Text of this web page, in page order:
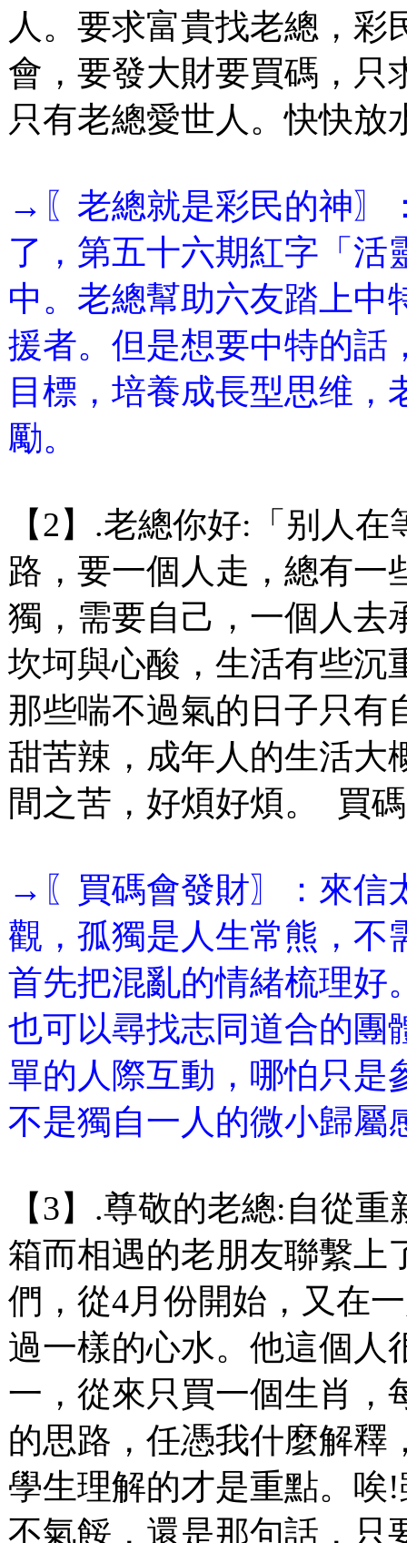
人。要求富貴找老總，
會，要發大財要買碼，只
只有老總愛世人。快快
→〖老總就是彩民的神〗
了，第五十六期紅字「活
中。老總幫助六友踏上中
援者。但是想要中特的話
目標，培養成長型思维
勵。
【2】.老總你好:「别人
路，要一個人走，總有一
獨，需要自己，一個人去
坎坷與心酸，生活有些沉
那些喘不過氣的日子只有
甜苦辣，成年人的生活大
間之苦，好煩好煩。 買
→〖買碼會發財〗：來信
觀，孤獨是人生常熊，不
首先把混亂的情緒梳理好
也可以尋找志同道合的團
單的人際互動，哪怕只是
不是獨自一人的微小歸屬
【3】.尊敬的老總:自從
箱而相遇的老朋友聯繫上
們，從4月份開始，又在
過一樣的心水。他這個人
一，從來只買一個生肖，
的思路，任憑我什麼解釋
學生理解的才是重點。唉
不氣餒，還是那句話，只